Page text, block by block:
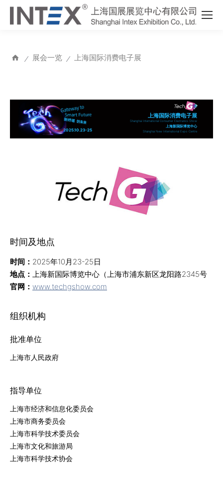
⁄ 展会一览 ⁄ 上海国际消费电子展
上海新国际博览中心
上海国际消费电子展
2025.10.23-25
Shanghai International Consumer Electranics Show
Shanghai New International Expo Centre
时间及地点
时间： 2025年10月23-25日
地点： 上海新国际博览中心（上海市浦东新区龙阳路2345号
官网： www.techgshow.com
组织机构
批准单位
上海市人民政府
指导单位
上海市经济和信息化委员会
上海市商务委员会
上海市科学技术委员会
上海市文化和旅游局
上海市科学技术协会